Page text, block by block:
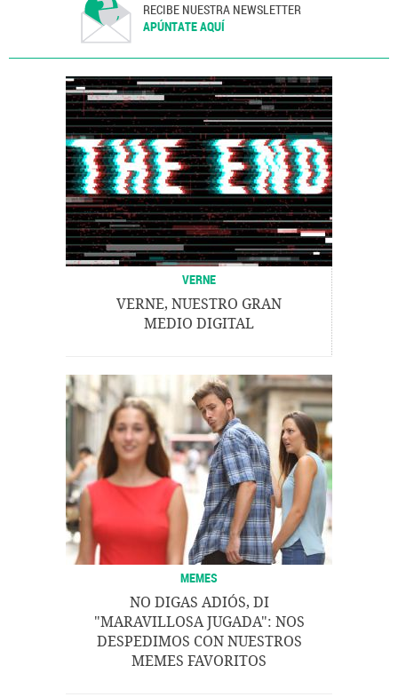
RECIBE NUESTRA NEWSLETTER
APÚNTATE AQUÍ
VERNE
VERNE, NUESTRO GRAN
MEDIO DIGITAL
MEMES
NO DIGAS ADIÓS, DI
"MARAVILLOSA JUGADA": NOS
DESPEDIMOS CON NUESTROS
MEMES FAVORITOS